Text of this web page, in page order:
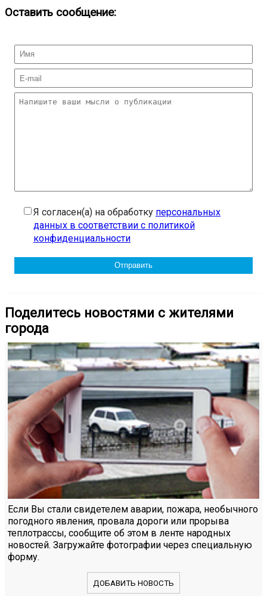
Оставить сообщение:
Я согласен(а) на обработку персональных
данных в соответствии с политикой
конфиденциальности
Поделитесь новостями с жителями
города
Если Вы стали свидетелем аварии, пожара, необычного
погодного явления, провала дороги или прорыва
теплотрассы, сообщите об этом в ленте народных
новостей. Загружайте фотографии через специальную
форму.
ДОБАВИТЬ НОВОСТЬ